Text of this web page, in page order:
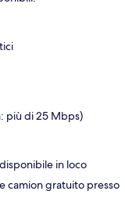
più di 25 Mbps)
in loco
camion gratuito presso